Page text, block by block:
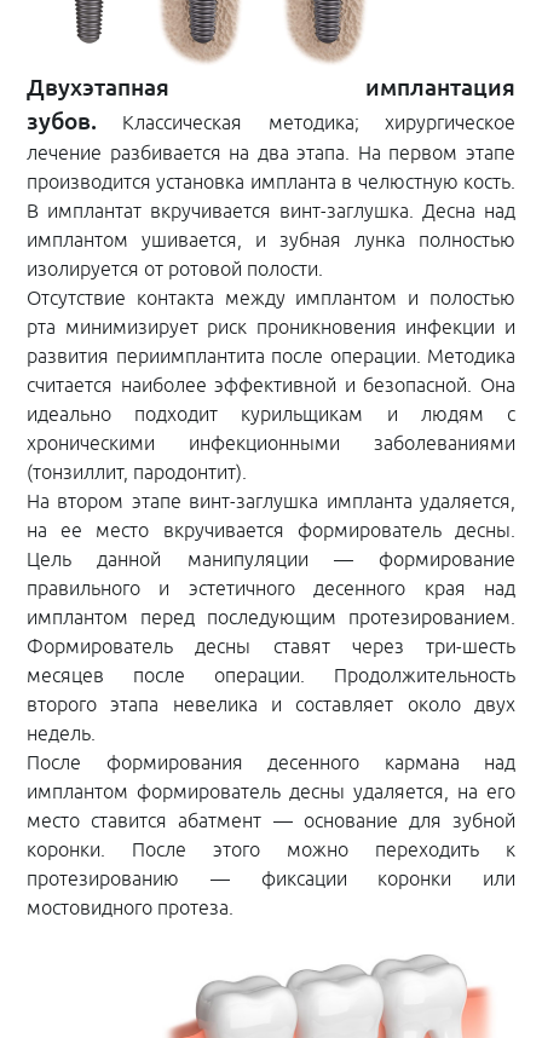
Двухэтапная имплантация
зубов.
Классическая методика; хирургическое
лечение разбивается на два этапа. На первом этапе
производится установка импланта в челюстную кость.
В имплантат вкручивается винт-заглушка. Десна над
имплантом ушивается, и зубная лунка полностью
изолируется от ротовой полости.
Отсутствие контакта между имплантом и полостью
рта минимизирует риск проникновения инфекции и
развития периимплантита после операции. Методика
считается наиболее эффективной и безопасной. Она
идеально подходит курильщикам и людям с
хроническими инфекционными заболеваниями
(тонзиллит, пародонтит).
На втором этапе винт-заглушка импланта удаляется,
на ее место вкручивается формирователь десны.
Цель данной манипуляции — формирование
правильного и эстетичного десенного края над
имплантом перед последующим протезированием.
Формирователь десны ставят через три-шесть
месяцев после операции. Продолжительность
второго этапа невелика и составляет около двух
недель.
После формирования десенного кармана над
имплантом формирователь десны удаляется, на его
место ставится абатмент — основание для зубной
коронки. После этого можно переходить к
протезированию — фиксации коронки или
мостовидного протеза.